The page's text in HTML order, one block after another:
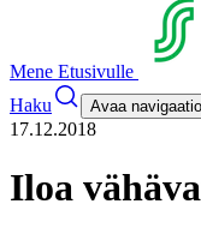
Mene Etusivulle
Haku
Avaa navigaatio
17.12.2018
Iloa